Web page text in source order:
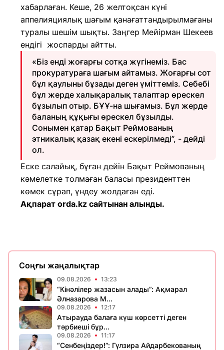
хабарлаған. Кеше, 26 желтоқсан күні
аппелияциялық шағым қанағаттандырылмағаны
туралы шешім шықты. Заңгер Мейірман Шекеев
ендігі жоспарды айтты.
«Біз енді жоғарғы сотқа жүгінеміз. Бас
прокуратураға шағым айтамыз. Жоғарғы сот
бұл қаулыны бұзады деген үміттеміз. Себебі
бұл жерде халықаралық талаптар өрескел
бұзылып отыр. БҰҰ-на шығамыз. Бұл жерде
баланың құқығы өрескел бұзылды.
Сонымен қатар Бақыт Реймованың
этникалық қазақ екені ескерілмеді”, - дейді
ол.
Еске салайық, бұған дейін Бақыт Реймованың
кәмелетке толмаған баласы президенттен
көмек сұрап, үндеу жолдаған еді.
Ақпарат orda.kz сайтынан алынды.
Соңғы жаңалықтар
09.08.2026 13:23
“Кінәлілер жазасын алады”: Ақмарал
Әлназарова М...
09.08.2026 12:17
Атырауда балаға күш көрсетті деген
тәрбиеші бұр...
09.08.2026 11:17
“Сенбеңіздер!”: Гүлзира Айдарбекованың